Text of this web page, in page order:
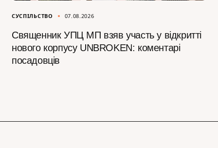
СУСПІЛЬСТВО 07.08.2026
Священник УПЦ МП взяв участь у відкритті
нового корпусу UNBROKEN: коментарі
посадовців